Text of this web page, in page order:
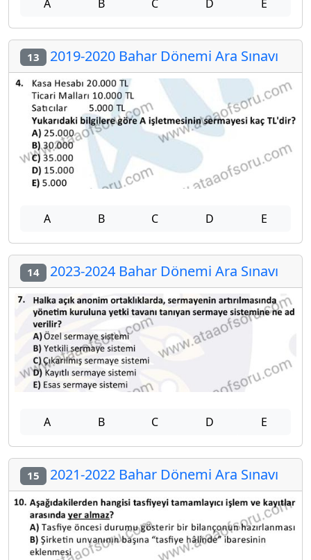
A B C D E
13 2019-2020 Bahar Dönemi Ara Sınavı
A B C D E
14 2023-2024 Bahar Dönemi Ara Sınavı
A B C D E
15 2021-2022 Bahar Dönemi Ara Sınavı